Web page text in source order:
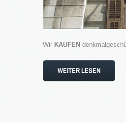
Wir KAUFEN
WEITER LESEN